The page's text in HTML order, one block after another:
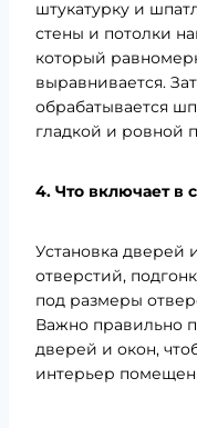
штукатурку и
стены и потолки
который
выравнивается.
обрабатывается
гладкой и ровной
4. Что включает в
Установка дверей
отверстий,
под размеры
Важно правильно
дверей и окон,
интерьер